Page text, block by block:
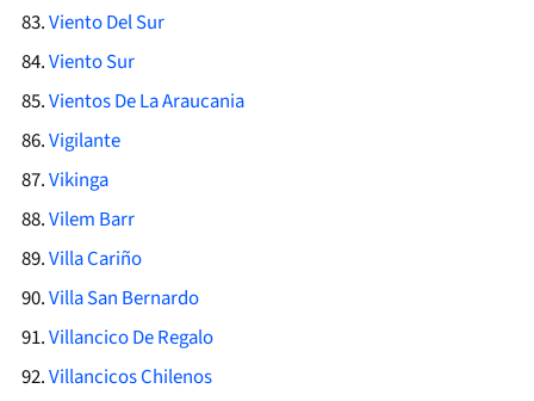
Viento Del Sur
Viento Sur
Vientos De La Araucania
Vigilante
Vikinga
Vilem Barr
Villa Cariño
Villa San Bernardo
Villancico De Regalo
Villancicos Chilenos